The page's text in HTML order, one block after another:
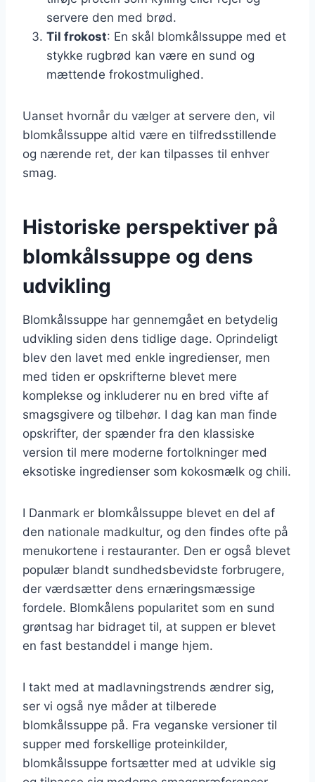
servere den med brød.
Til frokost: En skål blomkålssuppe med et
stykke rugbrød kan være en sund og
mættende frokostmulighed.
Uanset hvornår du vælger at servere den, vil
blomkålssuppe altid være en tilfredsstillende
og nærende ret, der kan tilpasses til enhver
smag.
Historiske perspektiver på
blomkålssuppe og dens
udvikling
Blomkålssuppe har gennemgået en betydelig
udvikling siden dens tidlige dage. Oprindeligt
blev den lavet med enkle ingredienser, men
med tiden er opskrifterne blevet mere
komplekse og inkluderer nu en bred vifte af
smagsgivere og tilbehør. I dag kan man finde
opskrifter, der spænder fra den klassiske
version til mere moderne fortolkninger med
eksotiske ingredienser som kokosmælk og chili.
I Danmark er blomkålssuppe blevet en del af
den nationale madkultur, og den findes ofte på
menukortene i restauranter. Den er også blevet
populær blandt sundhedsbevidste forbrugere,
der værdsætter dens ernæringsmæssige
fordele. Blomkålens popularitet som en sund
grøntsag har bidraget til, at suppen er blevet
en fast bestanddel i mange hjem.
I takt med at madlavningstrends ændrer sig,
ser vi også nye måder at tilberede
blomkålssuppe på. Fra veganske versioner til
supper med forskellige proteinkilder,
blomkålssuppe fortsætter med at udvikle sig